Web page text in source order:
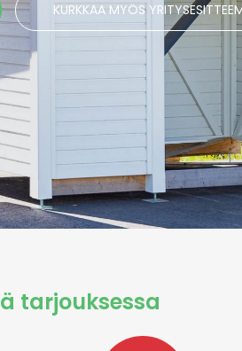
KURKKAA MYÖS
tarjouksessa